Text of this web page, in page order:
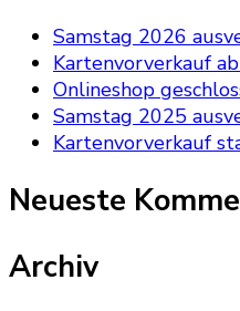
Samstag 2026
Kartenvorverkauf
Onlineshop
Samstag 2025
Kartenvorverkauf
Neueste
Archiv